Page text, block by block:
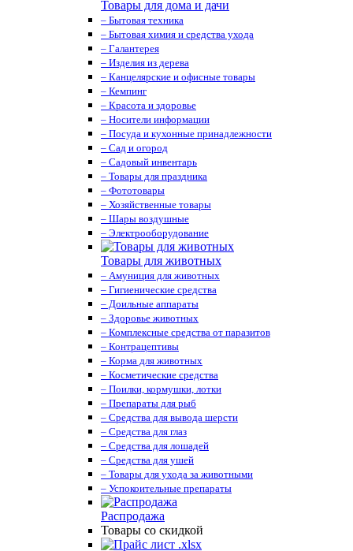
Товары для дома и дачи
– Бытовая техника
– Бытовая химия и средства ухода
– Галантерея
– Изделия из дерева
– Канцелярские и офисные товары
– Кемпинг
– Красота и здоровье
– Носители информации
– Посуда и кухонные принадлежности
– Сад и огород
– Садовый инвентарь
– Товары для праздника
– Фототовары
– Хозяйственные товары
– Шары воздушные
– Электрооборудование
Товары для животных
– Амуниция для животных
– Гигиенические средства
– Доильные аппараты
– Здоровье животных
– Комплексные средства от паразитов
– Контрацептивы
– Корма для животных
– Косметические средства
– Поилки, кормушки, лотки
– Препараты для рыб
– Средства для вывода шерсти
– Средства для глаз
– Средства для лошадей
– Средства для ушей
– Товары для ухода за животными
– Успокоительные препараты
Распродажа
Товары со скидкой